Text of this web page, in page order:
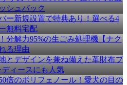
シュバック
ー新規設置で特典あり！選べる4
無料宅配
分解力95%の生ごみ処理機【ナク
る理由
とデザインを兼ね備えた革財布ブ
ディースにも人気
倍のポリフェノール！愛犬の目の